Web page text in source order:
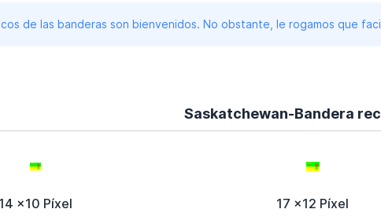
de las banderas son bienvenidos. No obstante, le rogamos que
Saskatchewan-Bandera
14 x10 Píxel 17 x12 Píxel